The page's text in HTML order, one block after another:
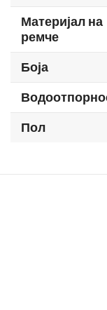
Материјал на
ремче
Боја
Пол